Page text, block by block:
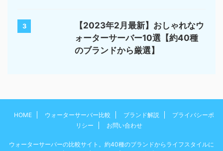
3
【2023年2月最新】おしゃれなウ
ォーターサーバー10選【約40種
のブランドから厳選】
HOME ウォーターサーバー比較 ブランド解説
プライバシーポ
リシー
お問い合わせ
ウォーターサーバーの比較サイト。約40種のブランドからライフスタイルに